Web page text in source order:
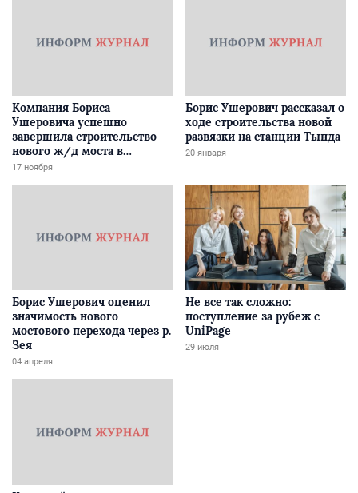
Компания Бориса
Ушеровича успешно
завершила строительство
нового ж/д моста в
Забайкалье
17 ноября
Борис Ушерович рассказал о
ходе строительства новой
развязки на станции Тында
20 января
Борис Ушерович оценил
значимость нового
мостового перехода через р.
Зея
04 апреля
Не все так сложно:
поступление за рубеж с
UniPage
29 июля